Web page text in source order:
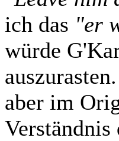
ich das "er
würde
aber im